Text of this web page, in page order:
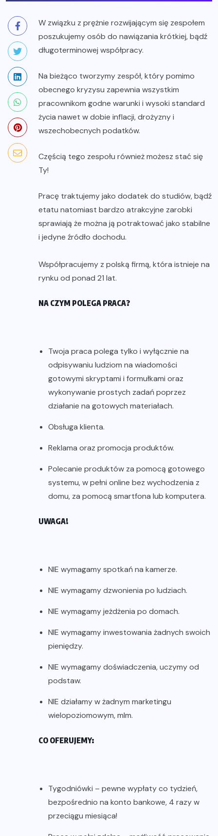
W związku z prężnie rozwijającym się zespołem
poszukujemy osób do nawiązania krótkiej, bądź
długoterminowej współpracy.
Na bieżąco tworzymy zespół, który pomimo
obecnego kryzysu zapewnia wszystkim
pracownikom godne warunki i wysoki standard
życia nawet w dobie inflacji, drożyzny i
wszechobecnych podatków.
Częścią tego zespołu również możesz stać się
Ty!
Pracę traktujemy jako dodatek do studiów, bądź
etatu natomiast bardzo atrakcyjne zarobki
sprawiają że można ją potraktować jako stabilne
i jedyne źródło dochodu.
Współpracujemy z polską firmą, która istnieje na
rynku od ponad 21 lat.
NA CZYM POLEGA PRACA?
Twoja praca polega tylko i wyłącznie na
odpisywaniu ludziom na wiadomości
gotowymi skryptami i formułkami oraz
wykonywanie prostych zadań poprzez
działanie na gotowych materiałach.
Obsługa klienta.
Reklama oraz promocja produktów.
Polecanie produktów za pomocą gotowego
systemu, w pełni online bez wychodzenia z
domu, za pomocą smartfona lub komputera.
UWAGA!
NIE wymagamy spotkań na kamerze.
NIE wymagamy dzwonienia po ludziach.
NIE wymagamy jeżdżenia po domach.
NIE wymagamy inwestowania żadnych swoich
pieniędzy.
NIE wymagamy doświadczenia, uczymy od
podstaw.
NIE działamy w żadnym marketingu
wielopoziomowym, mlm.
CO OFERUJEMY:
Tygodniówki – pewne wypłaty co tydzień,
bezpośrednio na konto bankowe, 4 razy w
przeciągu miesiąca!